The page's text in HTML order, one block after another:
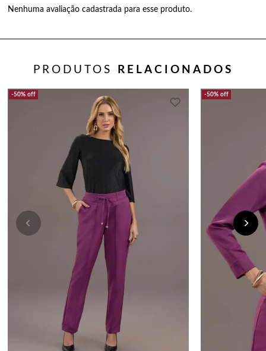
Nenhuma avaliação cadastrada para esse produto.
PRODUTOS RELACIONADOS
50% off 50% off